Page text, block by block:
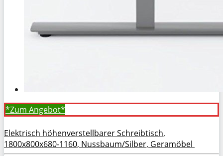
*Zum Angebot*
Elektrisch höhenverstellbarer Schreibtisch,
1800x800x680-1160, Nussbaum/Silber, Geramöbel